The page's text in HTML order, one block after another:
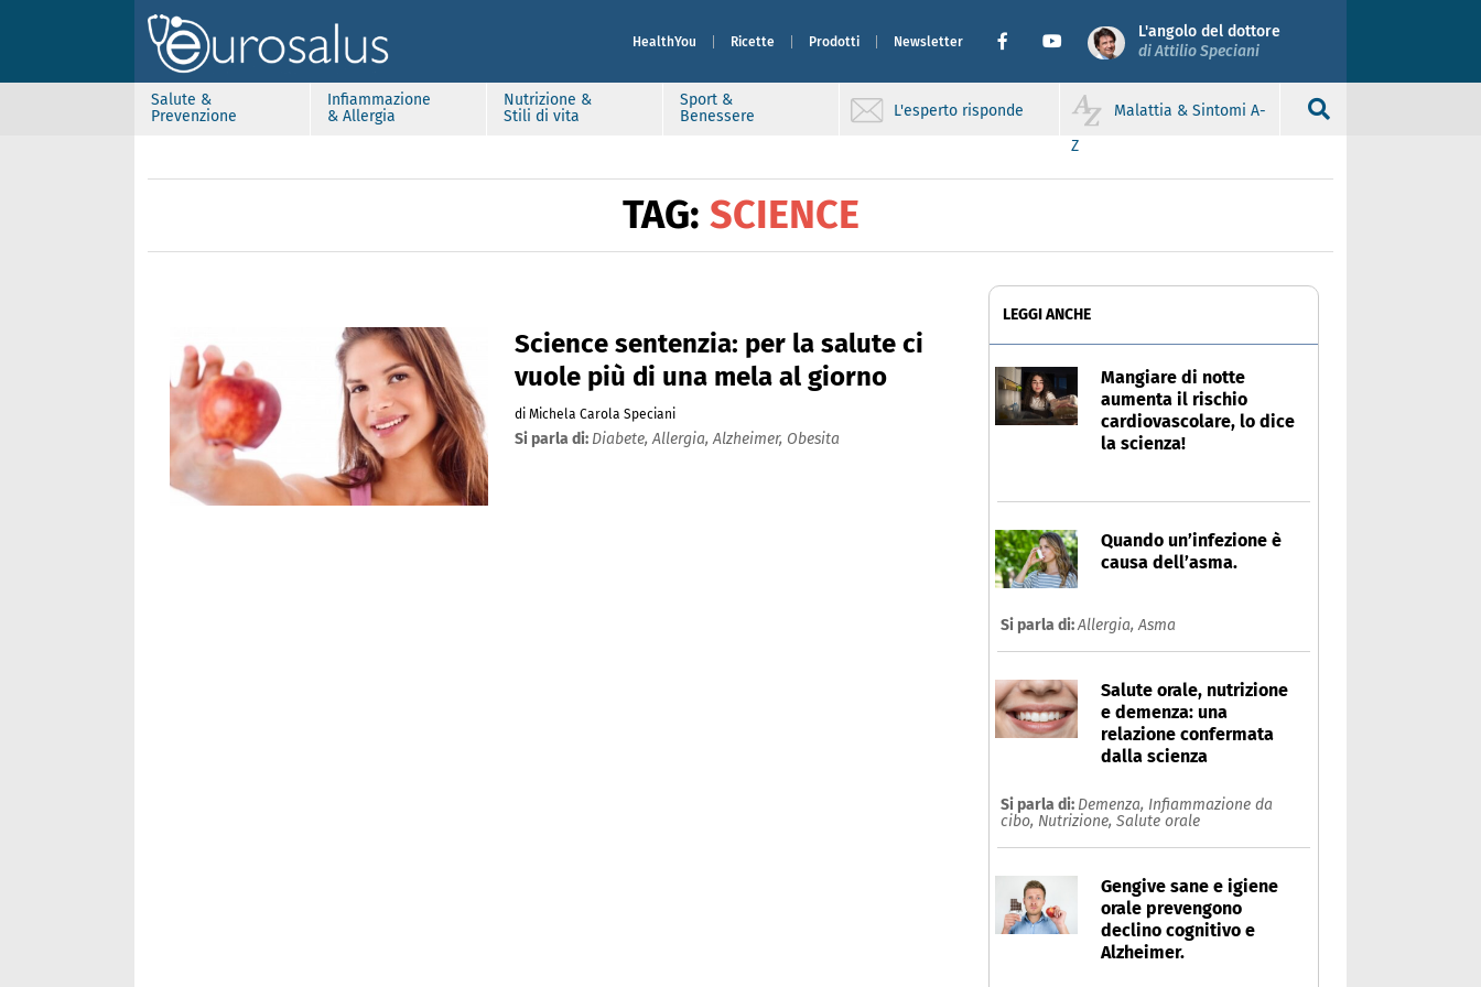
HealthYou Ricette Prodotti Newsletter
L'angolo del dottore
di Attilio Speciani
Salute &
Prevenzione
Infiammazione
& Allergia
Nutrizione &
Stili di vita
Sport &
Benessere
L'esperto risponde
Malattia & Sintomi A-
Z
TAG: SCIENCE
Science sentenzia: per la salute ci
vuole più di una mela al giorno
di Michela Carola Speciani
Si parla di: Diabete,Allergia,Alzheimer, Obesita
LEGGI ANCHE
Mangiare di notte
aumenta il rischio
cardiovascolare, lo dice
la scienza!
Quando un’infezione è
causa dell’asma.
Si parla di:Allergia,Asma
Salute orale, nutrizione
e demenza: una
relazione confermata
dalla scienza
Si parla di: Demenza, Infiammazione da
cibo, Nutrizione, Salute orale
Gengive sane e igiene
orale prevengono
declino cognitivo e
Alzheimer.